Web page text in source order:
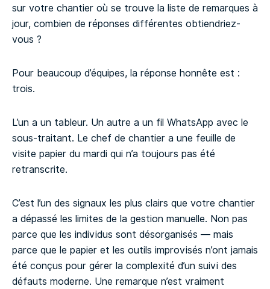
sur votre chantier où se trouve la liste de remarques à
jour, combien de réponses différentes obtiendriez-
vous ?
Pour beaucoup d’équipes, la réponse honnête est :
trois.
L’un a un tableur. Un autre a un fil WhatsApp avec le
sous-traitant. Le chef de chantier a une feuille de
visite papier du mardi qui n’a toujours pas été
retranscrite.
C’est l’un des signaux les plus clairs que votre chantier
a dépassé les limites de la gestion manuelle. Non pas
parce que les individus sont désorganisés — mais
parce que le papier et les outils improvisés n’ont jamais
été conçus pour gérer la complexité d’un suivi des
défauts moderne. Une remarque n’est vraiment